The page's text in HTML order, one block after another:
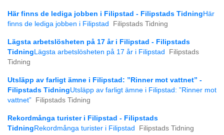
Här finns de lediga jobben i Filipstad - Filipstads Tidning Här
finns de lediga jobben i Filipstad
Filipstads Tidning
Lägsta arbetslösheten på 17 år i Filipstad - Filipstads
Tidning Lägsta arbetslösheten på 17 år i Filipstad
Filipstads
Tidning
Utsläpp av farligt ämne i Filipstad: ”Rinner mot vattnet” -
Filipstads TidningUtsläpp av farligt ämne i Filipstad: ”Rinner mot
vattnet”
Filipstads Tidning
Rekordmånga turister i Filipstad - Filipstads
Tidning Rekordmånga turister i Filipstad Filipstads Tidning